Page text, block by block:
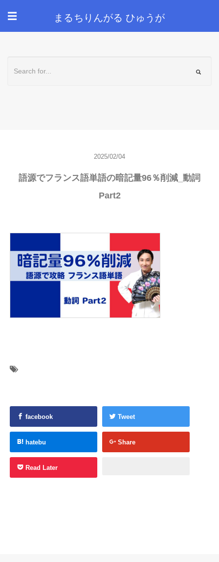
☰ まるちりんがる ひゅうが
2025/02/04
語源でフランス語単語の暗記量96％削減_動詞
Part2
facebook Tweet
hatebu Share
Read Later